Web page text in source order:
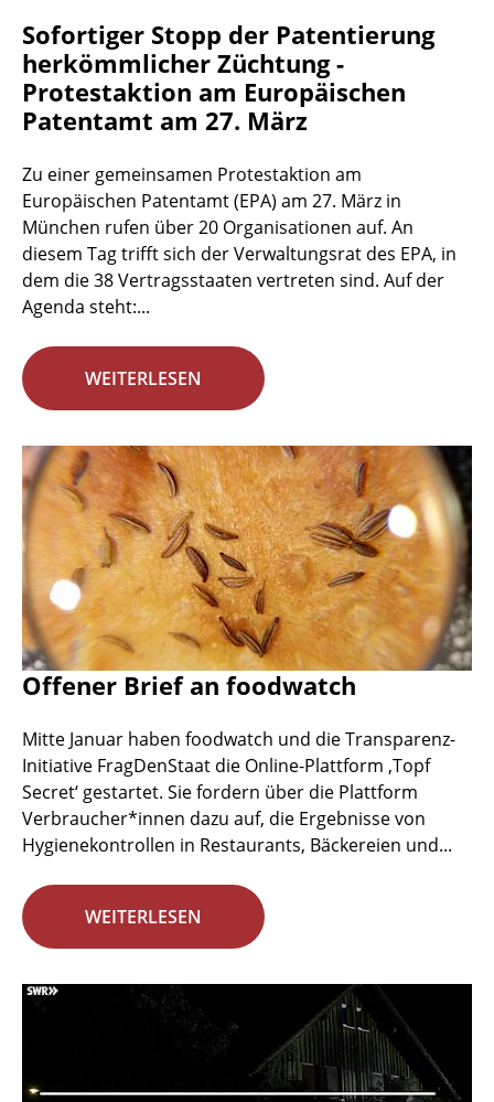
Sofortiger Stopp der Patentierung
herkömmlicher Züchtung -
Protestaktion am Europäischen
Patentamt am 27. März
Zu einer gemeinsamen Protestaktion am
Europäischen Patentamt (EPA) am 27. März in
München rufen über 20 Organisationen auf. An
diesem Tag trifft sich der Verwaltungsrat des EPA, in
dem die 38 Vertragsstaaten vertreten sind. Auf der
Agenda steht:...
WEITERLESEN
Offener Brief an foodwatch
Mitte Januar haben foodwatch und die Transparenz-
Initiative FragDenStaat die Online-Plattform ‚Topf
Secret‘ gestartet. Sie fordern über die Plattform
Verbraucher*innen dazu auf, die Ergebnisse von
Hygienekontrollen in Restaurants, Bäckereien und...
WEITERLESEN